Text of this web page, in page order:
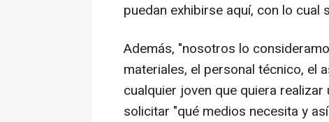
puedan exhibirse aquí, con lo cual
Además, "nosotros lo
materiales, el personal técnico, el
cualquier joven que quiera
solicitar "qué medios necesita y